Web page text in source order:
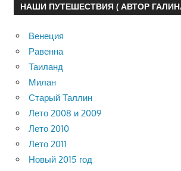
НАШИ ПУТЕШЕСТВИЯ ( АВТОР
Венеция
Равенна
Таиланд
Милан
Старый Таллин
Лето 2008 и 2009
Лето 2010
Лето 2011
Новый 2015 год